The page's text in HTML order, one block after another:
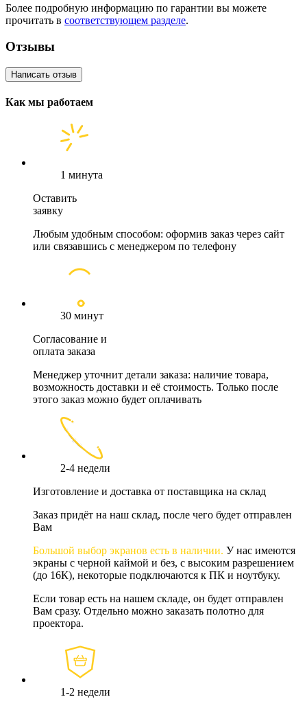
Более подробную информацию по гарантии вы можете
прочитать в соответствующем разделе.
Отзывы
Написать отзыв
Как мы работаем
1 минута
Оставить
заявку
Любым удобным способом: оформив заказ через сайт
или связавшись с менеджером по телефону
30 минут
Согласование и
оплата заказа
Менеджер уточнит детали заказа: наличие товара,
возможность доставки и её стоимость. Только после
этого заказ можно будет оплачивать
2-4 недели
Изготовление и доставка от поставщика на склад
Заказ придёт на наш склад, после чего будет отправлен
Вам
Большой выбор экранов есть в наличии. У нас имеются
экраны с черной каймой и без, с высоким разрешением
(до 16К), некоторые подключаются к ПК и ноутбуку.
Если товар есть на нашем складе, он будет отправлен
Вам сразу. Отдельно можно заказать полотно для
проектора.
1-2 недели